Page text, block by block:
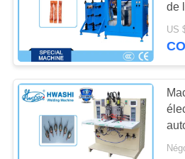
machine de
de C.C
de
de